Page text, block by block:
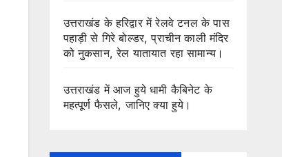
उत्तराखंड के हरिद्वार में रेलवे टनल के पास
पहाड़ी से गिरे बोल्डर, प्राचीन काली मंदिर
को नुकसान, रेल यातायात रहा सामान्य।
उत्तराखंड में आज हुये धामी कैबिनेट के
महत्पूर्ण फैसले, जानिए क्या हुये।